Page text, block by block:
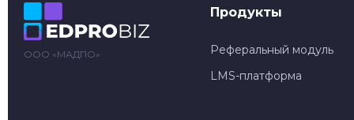
ООО «МАДПО»
Продукты
Реферальный модуль
LMS-платформа